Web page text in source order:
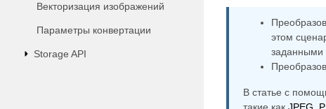
Векторизация изображений
Параметры конвертации
Storage API
этом
заданными
В статье с